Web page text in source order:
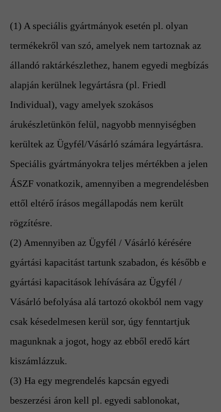
(1) A speciális gyártmányok esetén pl. olyan
termékekről van szó, amelyek nem tartoznak az
állandó raktárkészlethez, hanem egyedi megbízás
alapján kerülnek legyártásra (pl. Friedl
Individual), vagy amelyek szokásos
árukészletünkön felül, nagyobb mennyiségben
kerültek az Ügyfél/Vásárló számára legyártásra.
Speciális gyártmányokra teljes mértékben a jelen
ÁSZF vonatkozik, amennyiben a megrendelésben
ettől eltérő írásos megállapodás nem került
rögzítésre.
(2) Amennyiben az Ügyfél / Vásárló kérésére
gyártási kapacitást tartunk szabadon, és később e
gyártási kapacitások lehívására az Ügyfél /
Vásárló befolyása alá tartozó okokból nem vagy
csak késedelmesen kerül sor, úgy fenntartjuk
magunknak a jogot, hogy az ebből eredő kárt
kiszámlázzuk.
(3) Ha egy megrendelés kapcsán egyedi
beszerzési áron kell pl. egyedi sablonokat,